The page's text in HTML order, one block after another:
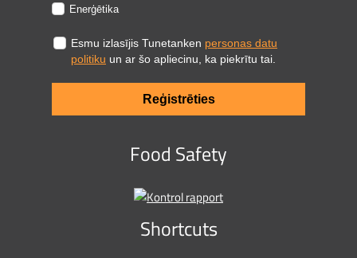
Enerģētika
Esmu izlasījis Tunetanken personas datu
politiku un ar šo apliecinu, ka piekrītu tai.
Reģistrēties
Food Safety
Shortcuts